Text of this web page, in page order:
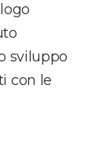
sviluppo
con le